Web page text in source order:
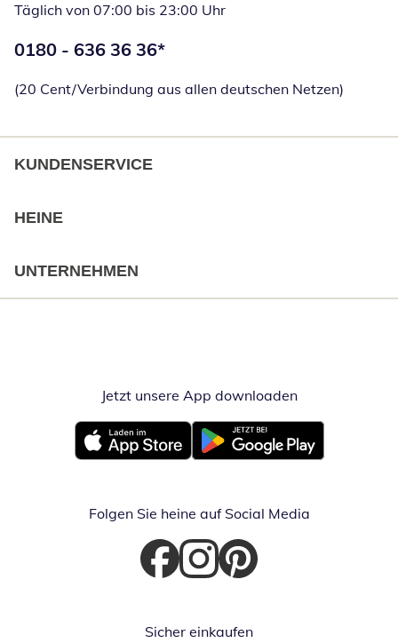
Täglich von 07:00 bis 23:00 Uhr
Telefonnummer:
0180 - 636 36 36*
(20 Cent/Verbindung aus allen deutschen Netzen)
KUNDENSERVICE
HEINE
UNTERNEHMEN
Jetzt unsere App downloadenÖffnet in
Öffnet in neuem FensterÖffnet in neuem Fenster
Folgen Sie heine auf Social Media
Öffnet in neuem Fenster
Öffnet in neuem Fenster
Öffnet in neuem Fenster
Sicher einkaufen